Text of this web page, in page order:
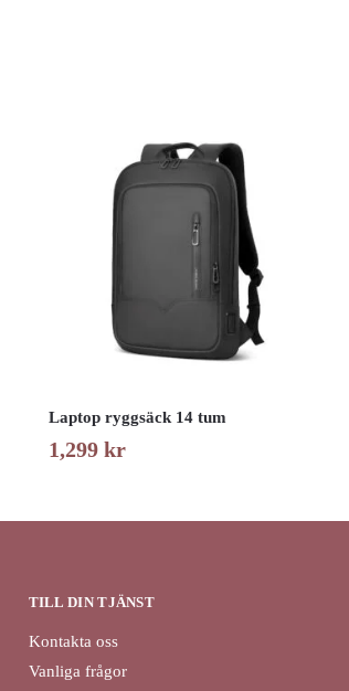
Laptop ryggsäck 14 tum
1,299 kr
TILL DIN TJÄNST
Kontakta oss
Vanliga frågor